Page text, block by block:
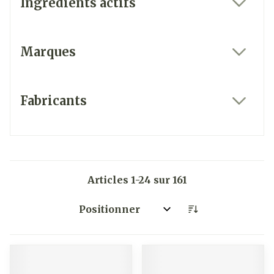
Marques
Fabricants
Articles 1-24 sur 161
Trier par: